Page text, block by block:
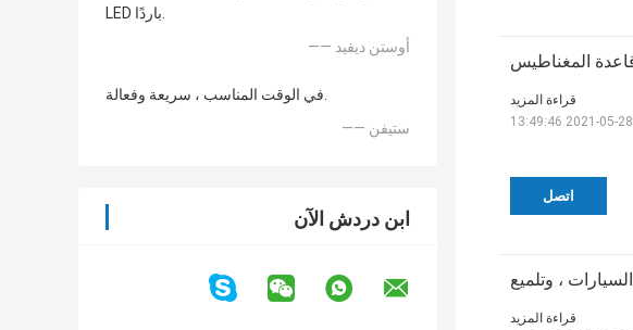
LED باردًا.
—— أوستن ديفيد
في الوقت المناسب ، سريعة وفعالة.
—— ستيفن
ابن دردش الآن
اتصل
قراءة المزيد
2021-05-28 13:49:46
قراءة المزيد